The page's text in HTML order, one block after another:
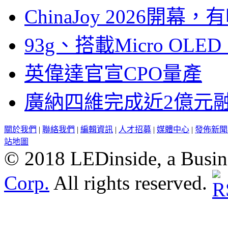
ChinaJoy 2026開幕，
93g、搭載Micro
英偉達官宣CPO量產
廣納四維完成近2億元
關於我們 | 聯絡我們 | 編輯資訊 | 人才招募 | 媒體中心 | 發佈新
站地圖
© 2018 LEDinside, a
Corp. All rights reserved.